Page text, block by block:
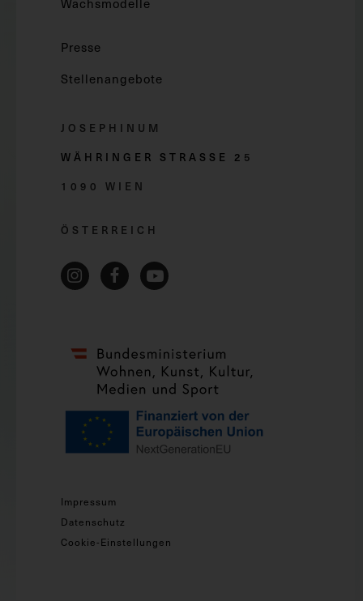
Wachsmodelle
Presse
Stellenangebote
JOSEPHINUM
WÄHRINGER STRASSE 2 5
1090 WIEN
ÖSTERREICH
Impressum
Datenschutz
Cookie-Einstellungen